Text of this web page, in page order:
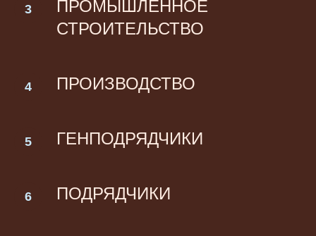
ПРОМЫШЛЕННОЕ
СТРОИТЕЛЬСТВО
ПРОИЗВОДСТВО
ГЕНПОДРЯДЧИКИ
ПОДРЯДЧИКИ